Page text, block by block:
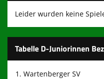
Leider wurden keine
Tabelle D-Juniorinnen
1. Wartenberger SV